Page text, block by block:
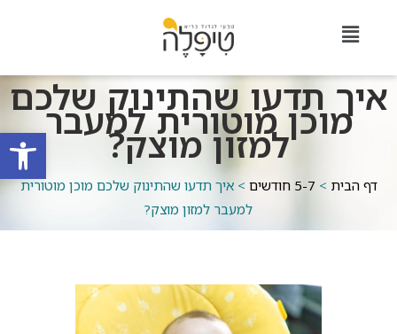
פתח
איך תדעו שהתינוק שלכם
מוכן מוטורית למעבר
למזון מוצק?
דף הבית > 5-7 חודשים >איך תדעו שהתינוק שלכם מוכן מוטורית
למעבר למזון מוצק?